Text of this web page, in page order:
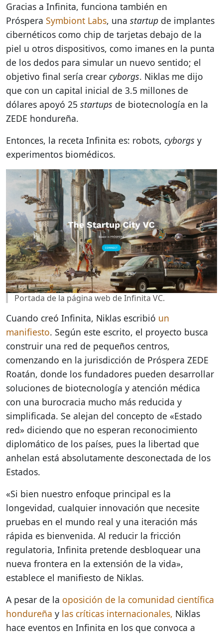
Gracias a Infinita, funciona también en
Próspera Symbiont Labs, una startup de implantes
cibernéticos como chip de tarjetas debajo de la
piel u otros dispositivos, como imanes en la punta
de los dedos para simular un nuevo sentido; el
objetivo final sería crear cyborgs. Niklas me dijo
que con un capital inicial de 3.5 millones de
dólares apoyó 25 startups de biotecnología en la
ZEDE hondureña.
Entonces, la receta Infinita es: robots, cyborgs y
experimentos biomédicos.
Portada de la página web de Infinita VC.
Cuando creó Infinita, Niklas escribió un
manifiesto. Según este escrito, el proyecto busca
construir una red de pequeños centros,
comenzando en la jurisdicción de Próspera ZEDE
Roatán, donde los fundadores pueden desarrollar
soluciones de biotecnología y atención médica
con una burocracia mucho más reducida y
simplificada. Se alejan del concepto de «Estado
red» diciendo que no esperan reconocimiento
diplomático de los países, pues la libertad que
anhelan está absolutamente desconectada de los
Estados.
«Si bien nuestro enfoque principal es la
longevidad, cualquier innovación que necesite
pruebas en el mundo real y una iteración más
rápida es bienvenida. Al reducir la fricción
regulatoria, Infinita pretende desbloquear una
nueva frontera en la extensión de la vida»,
establece el manifiesto de Niklas.
A pesar de la oposición de la comunidad científica
hondureña y las críticas internacionales, Niklas
hace eventos en Infinita en los que convoca a